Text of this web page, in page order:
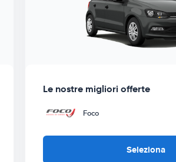
Le nostre migliori offerte
Foco
Seleziona